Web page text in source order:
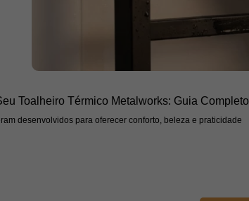
Toalheiro Térmico Metalworks: Guia Completo
desenvolvidos para oferecer conforto, beleza e praticidade